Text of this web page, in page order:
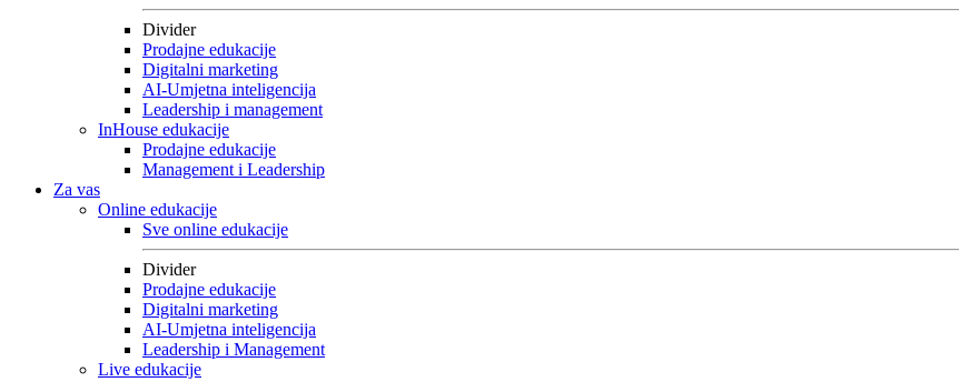
Divider
Prodajne edukacije
Digitalni marketing
AI-Umjetna inteligencija
Leadership i management
InHouse edukacije
Prodajne edukacije
Management i Leadership
Za vas
Online edukacije
Sve online edukacije
Divider
Prodajne edukacije
Digitalni marketing
AI-Umjetna inteligencija
Leadership i Management
Live edukacije